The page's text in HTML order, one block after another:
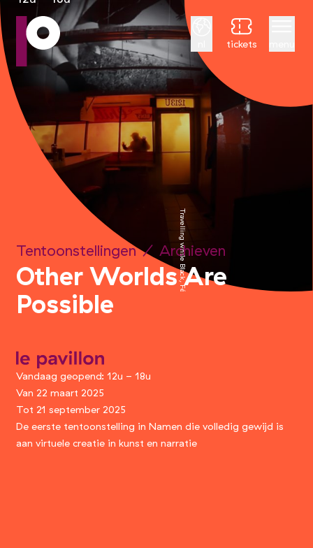
Nederlands
tickets
Travelling while Black, Félix
Tentoonstellingen / Archieven
Other Worlds Are
Possible
le pavillon
Vandaag geopend: 12u - 18u
Van 22 maart 2025
Tot 21 september 2025
De eerste tentoonstelling in Namen die volledig gewijd is
aan virtuele creatie in kunst en narratie